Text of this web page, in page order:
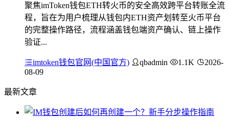
聚焦imToken钱包ETH转火币的安全高效跨平台转账全流
程，旨在为用户梳理从钱包内ETH资产划转至火币平台
的完整操作路径，流程涵盖钱包端资产确认、链上操作
验证...
imtoken钱包官网(中国官方) qbadmin 1.1K
2026-
08-09
最新文章